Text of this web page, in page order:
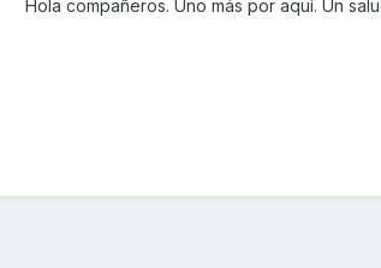
Hola compañeros. Uno más por aquí. Un